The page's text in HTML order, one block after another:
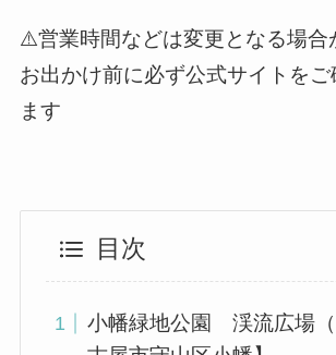
⚠️営業時間などは変更となる場合
お出かけ前に必ず公式サイトをご
ます
目次
小幡緑地公園 渓流広場（